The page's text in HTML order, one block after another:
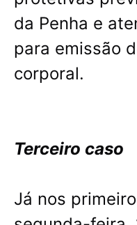
da Penha e
para emissão
corporal.
Terceiro caso
Já nos